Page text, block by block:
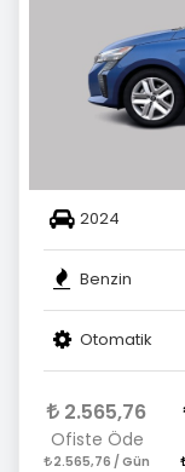
2024
Benzin
Otomatik
2.565,76
Ofiste Öde
2.565,76 / Gün